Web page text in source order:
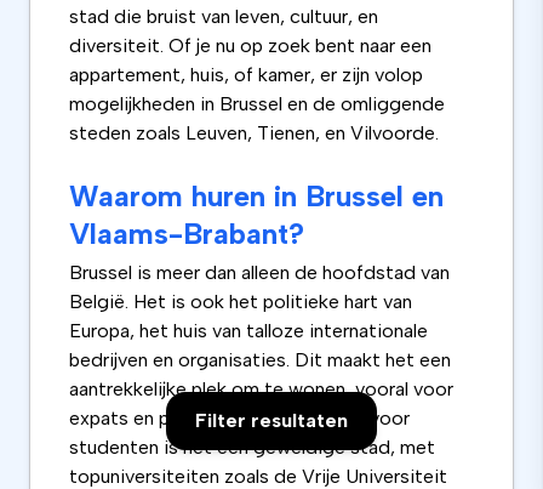
Filter resultaten
stad die bruist van leven, cultuur, en
diversiteit. Of je nu op zoek bent naar een
appartement, huis, of kamer, er zijn volop
mogelijkheden in Brussel en de omliggende
steden zoals Leuven, Tienen, en Vilvoorde.
Waarom huren in Brussel en
Vlaams-Brabant?
Brussel is meer dan alleen de hoofdstad van
België. Het is ook het politieke hart van
Europa, het huis van talloze internationale
bedrijven en organisaties. Dit maakt het een
aantrekkelijke plek om te wonen, vooral voor
expats en professionals. Maar ook voor
studenten is het een geweldige stad, met
topuniversiteiten zoals de Vrije Universiteit